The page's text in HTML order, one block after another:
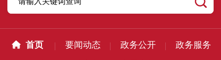
首页 要闻动态 政务公开 政务服务